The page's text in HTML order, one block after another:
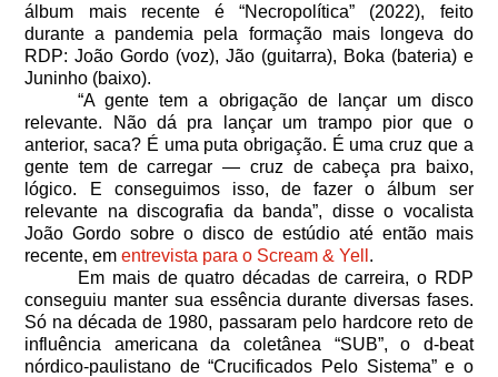
álbum mais recente é “Necropolítica” (2022), feito
durante a pandemia pela formação mais longeva do
RDP: João Gordo (voz), Jão (guitarra), Boka (bateria) e
Juninho (baixo).
“A gente tem a obrigação de lançar um disco
relevante. Não dá pra lançar um trampo pior que o
anterior, saca? É uma puta obrigação. É uma cruz que a
gente tem de carregar — cruz de cabeça pra baixo,
lógico. E conseguimos isso, de fazer o álbum ser
relevante na discografia da banda”, disse o vocalista
João Gordo sobre o disco de estúdio até então mais
recente, ementrevista para o Scream & Yell .
Em mais de quatro décadas de carreira, o RDP
conseguiu manter sua essência durante diversas fases.
Só na década de 1980, passaram pelo hardcore reto de
influência americana da coletânea “SUB”, o d-beat
nórdico-paulistano de “Crucificados Pelo Sistema” e o